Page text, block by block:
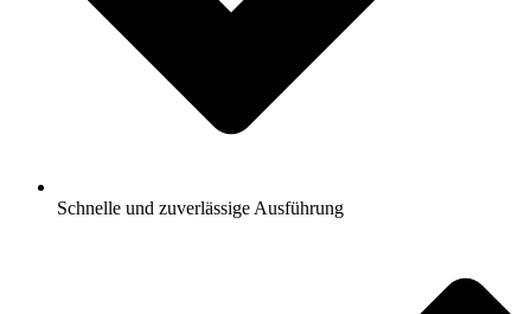
Schnelle und zuverlässige Ausführung